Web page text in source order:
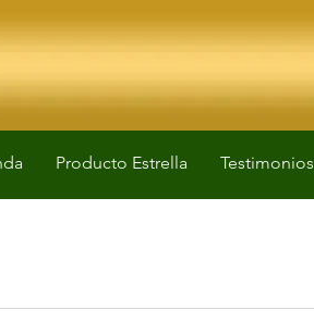
Producto Estrella Testimonios